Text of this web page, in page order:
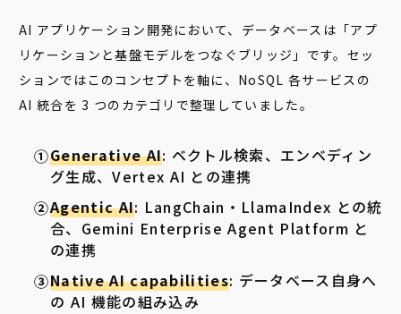
AI アプリケーション開発において、データベースは「アプ
リケーションと基盤モデルをつなぐブリッジ」です。セッ
ションではこのコンセプトを軸に、NoSQL 各サービスの
AI 統合を 3 つのカテゴリで整理していました。
Generative AI: ベクトル検索、エンベディン
グ生成、Vertex AI との連携
Agentic AI: LangChain・LlamaIndex との統
合、Gemini Enterprise Agent Platform と
の連携
Native AI capabilities: データベース自身へ
の AI 機能の組み込み